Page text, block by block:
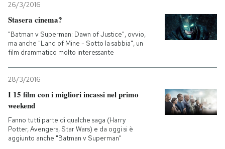
26/3/2016
Stasera cinema?
"Batman v Superman: Dawn of Justice", ovvio,
ma anche "Land of Mine - Sotto la sabbia", un
film drammatico molto interessante
28/3/2016
I 15 film con i migliori incassi nel primo
weekend
Fanno tutti parte di qualche saga (Harry
Potter, Avengers, Star Wars) e da oggi si è
aggiunto anche "Batman v Superman"